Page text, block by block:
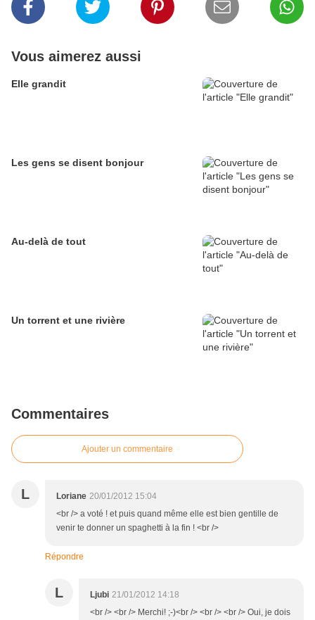
Vous aimerez aussi
Elle grandit
Les gens se disent bonjour
Au-delà de tout
Un torrent et une rivière
Commentaires
Ajouter un commentaire
L Loriane 20/01/2012 15:04
<br /> a voté ! et puis quand même elle est bien gentille de
venir te donner un spaghetti à la fin ! <br />
Répondre
L Ljubi 21/01/2012 14:18
<br /> <br /> Merchi! ;-)<br /> <br /> <br /> Oui, je dois